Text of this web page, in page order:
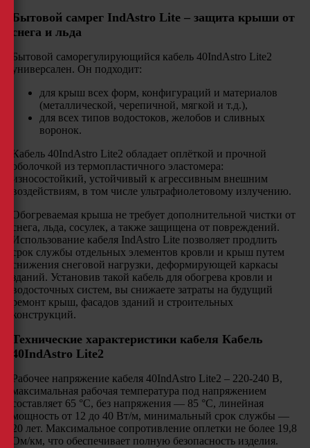
Бытовой самрег IndAstro Lite – защита крыши от
снега и льда
Бытовой саморегулирующийся кабель 40IndAstro Lite2
универсален. Он подходит:
для крыш всех форм, конфигураций и материалов
(металлической, черепичной, мягкой и т.д.),
для всех типов водостоков, желобов и сливных
воронок.
Кабель 40IndAstro Lite2 обладает оплёткой и прочной
оболочкой из термопластичного эластомера:
износостойкий, устойчивый к агрессивным внешним
воздействиям, в том числе ультрафиолетовому излучению.
Обогреваемая крыша не требует дополнительной чистки от
снега, льда, сосулек, а также защищена от повреждений.
Использование кабеля IndAstro Lite позволяет продлить
срок службы отдельных элементов кровли и крыш путем
снижения снеговой нагрузки, деформирующей каркасы
зданий. Установив такой кабель для обогрева кровли и
водосточных систем, вы снижаете затраты на будущий
ремонт крыш, фасадов зданий и строительных
конструкций.
Технические характеристики кабеля Кабель
40IndAstro Lite2
Рабочее напряжение кабеля 40IndAstro Lite2 – 220-240 В,
максимальная рабочая температура под напряжением
составляет 65 °С, без напряжения — 85 °С, линейная
мощность от 12 до 40 Вт/м, минимальный срок службы —
20 лет. Максимальное сопротивление оплетки не более 19,8
Ом/км, что обеспечивает полную безопасность изделия.